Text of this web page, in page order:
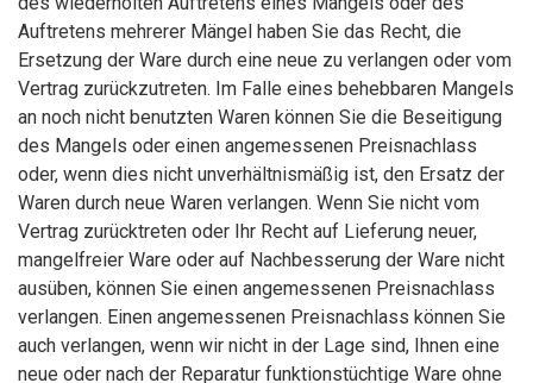
Auftretens mehrerer Mängel haben Sie das Recht, die
Ersetzung der Ware durch eine neue zu verlangen oder vom
Vertrag zurückzutreten. Im Falle eines behebbaren Mangels
an noch nicht benutzten Waren können Sie die Beseitigung
des Mangels oder einen angemessenen Preisnachlass
oder, wenn dies nicht unverhältnismäßig ist, den Ersatz der
Waren durch neue Waren verlangen. Wenn Sie nicht vom
Vertrag zurücktreten oder Ihr Recht auf Lieferung neuer,
mangelfreier Ware oder auf Nachbesserung der Ware nicht
ausüben, können Sie einen angemessenen Preisnachlass
verlangen. Einen angemessenen Preisnachlass können Sie
auch verlangen, wenn wir nicht in der Lage sind, Ihnen eine
neue oder nach der Reparatur funktionstüchtige Ware ohne